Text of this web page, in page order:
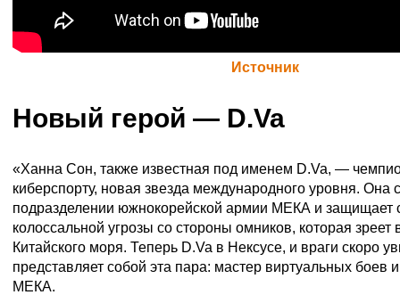
Источник
Новый герой — D.Va
«Ханна Сон, также известная под именем D.Va, —
киберспорту, новая звезда международного уровня. Она
подразделении южнокорейской армии МЕКА и защищает
колоссальной угрозы со стороны омников, которая зреет
Китайского моря. Теперь D.Va в Нексусе, и враги скоро
представляет собой эта пара: мастер виртуальных боев
МЕКА.